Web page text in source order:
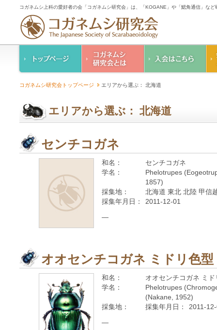
コガネムシ上科の愛好者の会「コガネムシ研究会」は、「KOGANE」や「鰓角通信」な
ご案内
幹事紹介
人情報保護要領
コガネムシ研究会トップページ エリアから選ぶ： 北海道
エリアから選ぶ： 北海道
センチコガネ
和名：
センチコガネ
学名：
Phelotrupes
1857)
採集地：
北海道 東北 北陸 甲信
採集年月日：
2011-12-01
—
オオセンチコガネ ミドリ色型
和名：
オオセンチコガネ ミド
学名：
Phelotrupes
(Nakane, 1952)
採集地：
採集年月日： 2011-
—